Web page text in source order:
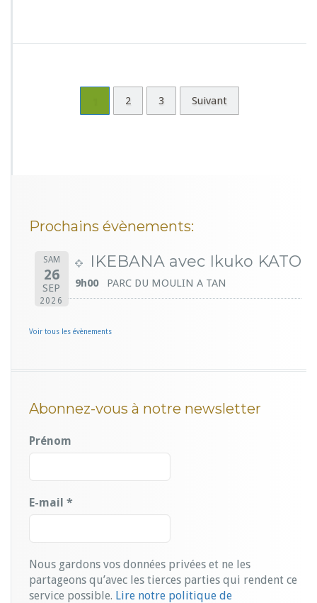
2 3 Suivant
Prochains évènements:
SAM
26
SEP
2026
IKEBANA avec Ikuko KATO
9h00 PARC DU MOULIN A TAN
Voir tous les évènements
Abonnez-vous à notre newsletter
Prénom
E-mail *
Nous gardons vos données privées et ne les
partageons qu’avec les tierces parties qui rendent ce
service possible. Lire notre politique de